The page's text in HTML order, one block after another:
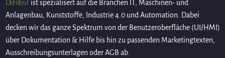
DeFrEnTist spezialisert auf die Branchen IT, Maschinen- und
Anlagenbau, Kunststoffe, Industrie 4.0 und Automation. Dabei
decken wir das ganze Spektrum von der Benutzeroberfläche (UI/HMI)
über Dokumentation & Hilfe bis hin zu passenden Marketingtexten,
Ausschreibungsunterlagen oder AGB ab.